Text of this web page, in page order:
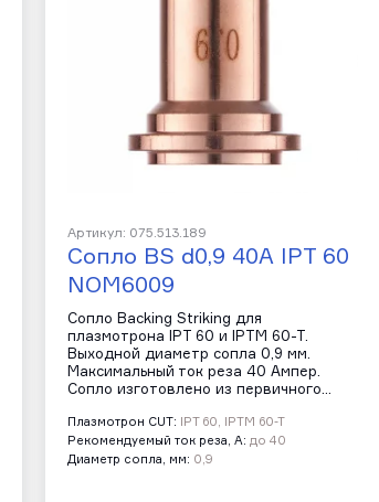
Артикул: 075.513.189
Сопло BS d0,9 40A IPT 60
NOM6009
Сопло Backing Striking для
плазмотрона IPT 60 и IPTM 60-T.
Выходной диаметр сопла 0,9 мм.
Максимальный ток реза 40 Ампер.
Сопло изготовлено из первичного…
Плазмотрон CUT: IPT 60, IPTM 60-T
Рекомендуемый ток реза, А: до 40
Диаметр сопла, мм: 0,9